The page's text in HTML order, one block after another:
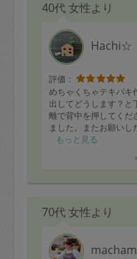
40代 女性より
Hachi☆
評価：
めちゃくちゃテキパキ
出してどうします？と
離で背中を押してくだ
ました。またお願いし
もっと見る
70代 女性より